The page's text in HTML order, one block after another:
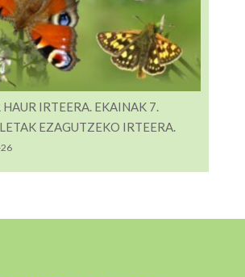
HAUR IRTEERA. EKAINAK 7.
EZAGUTZEKO IRTEERA.